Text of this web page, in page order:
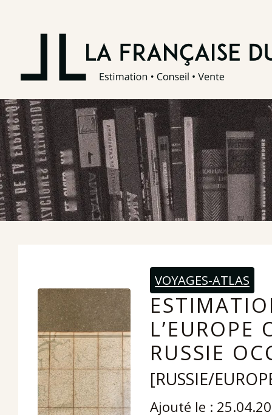
VOYAGES-ATLAS
L’EUROPE
RUSSIE
[RUSSIE/
Ajouté le :